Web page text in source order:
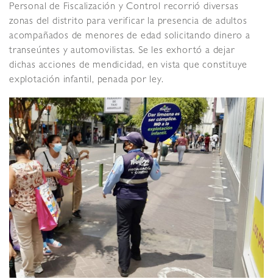
Personal de Fiscalización y Control recorrió diversas
zonas del distrito para verificar la presencia de adultos
acompañados de menores de edad solicitando dinero a
transeúntes y automovilistas. Se les exhortó a dejar
dichas acciones de mendicidad, en vista que constituye
explotación infantil, penada por ley.